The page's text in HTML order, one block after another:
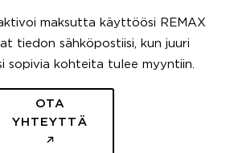
maksutta käyttöösi REMAX
tiedon sähköpostiisi, kun juuri
sopivia kohteita tulee myyntiin.
OTA
YHTEYTTÄ